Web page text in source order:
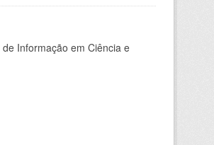
Informação em Ciência e